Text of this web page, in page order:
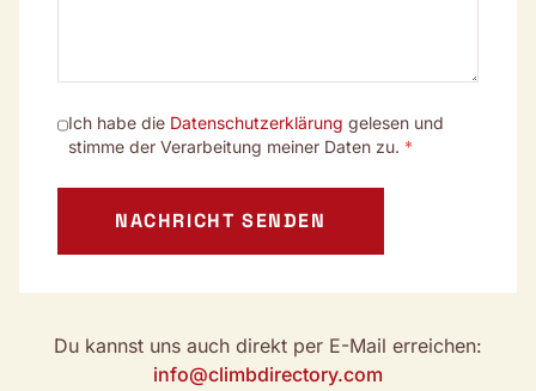
Ich habe die Datenschutzerklärunggelesen und
stimme der Verarbeitung meiner Daten zu. *
NACHRICHT SENDEN
Du kannst uns auch direkt per E-Mail erreichen:
info@climbdirectory.com